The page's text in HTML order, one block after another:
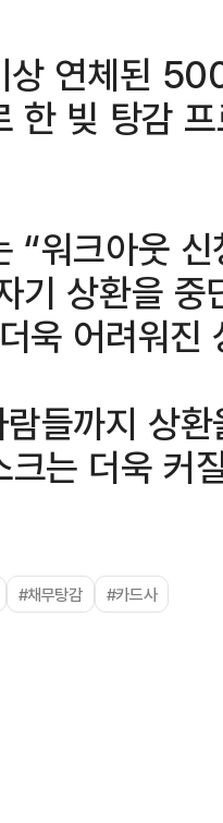
상 연체된
한 빚 탕감
“워크아웃
기 상환을
욱 어려워진
들까지 상
는 더욱 커
#채무탕감 #카드사